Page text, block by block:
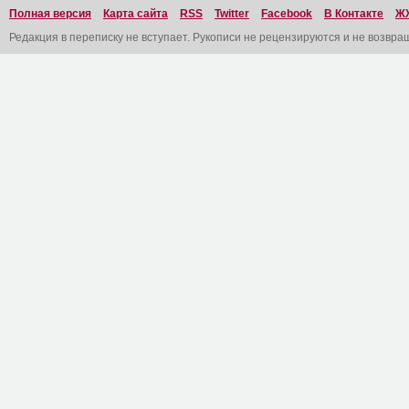
Полная версия
Карта сайта RSS Twitter Facebook В Контакте
Редакция в переписку не вступает. Рукописи не рецензируются и не